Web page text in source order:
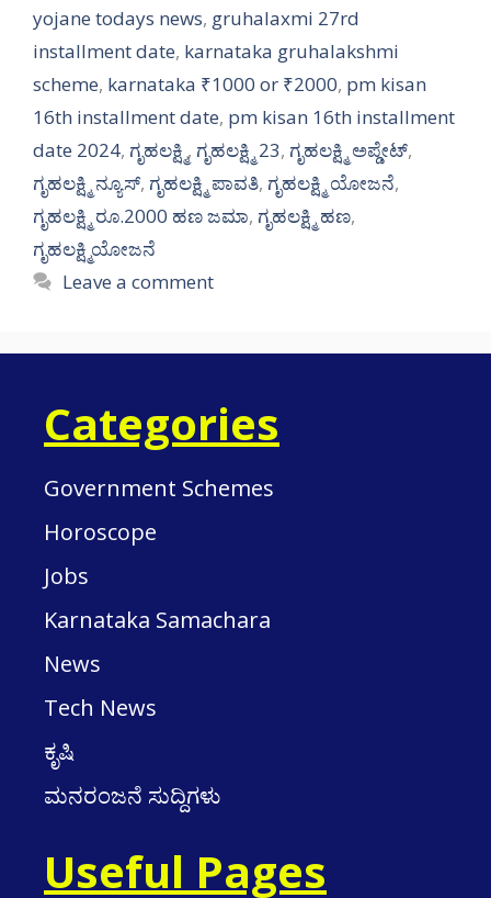
yojane todays news, gruhalaxmi 27rd
installment date, karnataka gruhalakshmi
scheme, karnataka ₹1000 or ₹2000, pm kisan
16th installment date, pm kisan 16th installment
date 2024, ಗೃಹಲಕ್ಷ್ಮಿ, ಗೃಹಲಕ್ಷ್ಮಿ 23, ಗೃಹಲಕ್ಷ್ಮಿ ಅಪ್ಡೇಟ್,
ಗೃಹಲಕ್ಷ್ಮಿ ನ್ಯೂಸ್, ಗೃಹಲಕ್ಷ್ಮಿ ಪಾವತಿ, ಗೃಹಲಕ್ಷ್ಮಿ ಯೋಜನೆ,
ಗೃಹಲಕ್ಷ್ಮಿ ರೂ.2000 ಹಣ ಜಮಾ, ಗೃಹಲಕ್ಷ್ಮಿ ಹಣ,
ಗೃಹಲಕ್ಷ್ಮಿಯೋಜನೆ
Leave a comment
Categories
Government Schemes
Horoscope
Jobs
Karnataka Samachara
News
Tech News
ಕೃಷಿ
ಮನರಂಜನೆ ಸುದ್ದಿಗಳು
Useful Pages